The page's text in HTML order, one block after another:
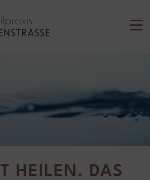
HEILEN. DAS